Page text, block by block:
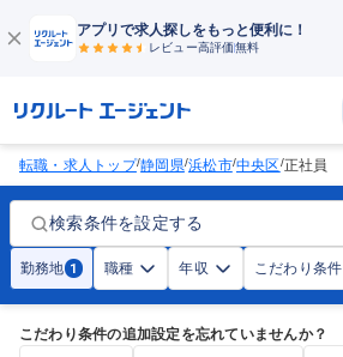
アプリで求人探しをもっと便利に！
レビュー高評価無料
転職・求人トップ/静岡県/浜松市/中央区/正社員
検索条件を設定する
勤務地 1 職種 年収 こだわり条件
こだわり条件の追加設定を忘れていませんか？